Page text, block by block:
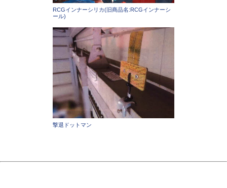
RCGインナーシリカ(旧商品名:RCGインナーシ
ール)
撃退ドットマン